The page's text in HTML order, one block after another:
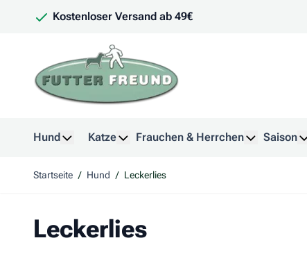
Kostenloser Versand ab 49€
Hund
Katze
Frauchen & Herrchen
Saison
Startseite / Hund / Leckerlies
Leckerlies